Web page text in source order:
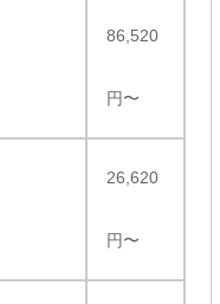
86,520
円〜
26,620
円〜